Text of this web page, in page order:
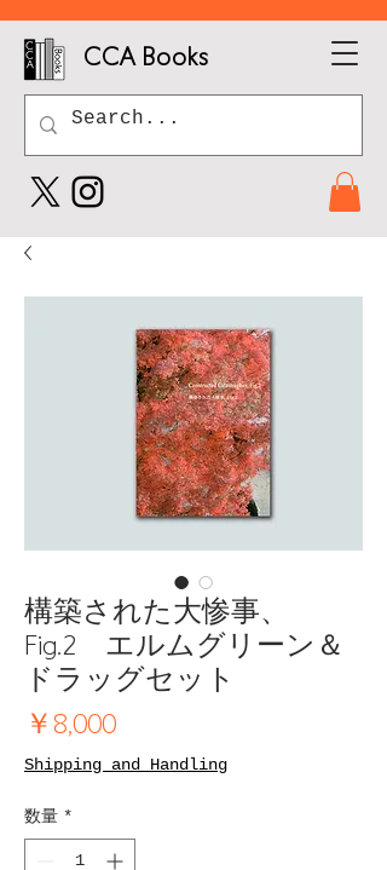
CCA Books
構築された大惨事、
Fig.2 エルムグリーン＆
ドラッグセット
￥8,000価
格
Shipping and Handling
数量 *